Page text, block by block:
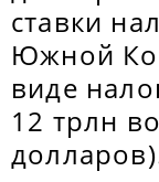
ставки
Южной
виде
12 трлн